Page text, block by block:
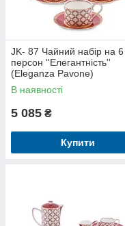
JK- 87 Чайний набір на 6
персон ''Елегантність''
(Eleganza Pavone)
В наявності
5 085 ₴
Купити